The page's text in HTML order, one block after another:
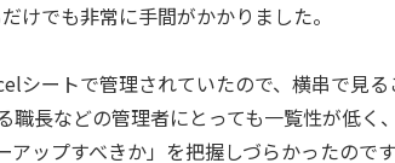
けでも非常に手間がかかりました。
シートで管理されていたので、横串で見
職長などの管理者にとっても一覧性が低く
ップすべきか」を把握しづらかったのです